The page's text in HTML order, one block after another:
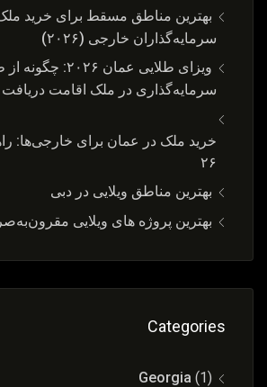
بهترین مناطق مسقط برای خرید
سرمایه‌گذاران خارجی (۲۰۲۶)
ویزای طلایی عمان ۲۰۲۶:
سرمایه‌گذاری در ملک اقامت دریافت
۲۶
بهترین مناطق ویلایی در دبی
بهترین پروژه های ویلایی
Categories
Georgia (1)